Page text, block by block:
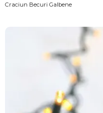
Craciun Becuri Galbene